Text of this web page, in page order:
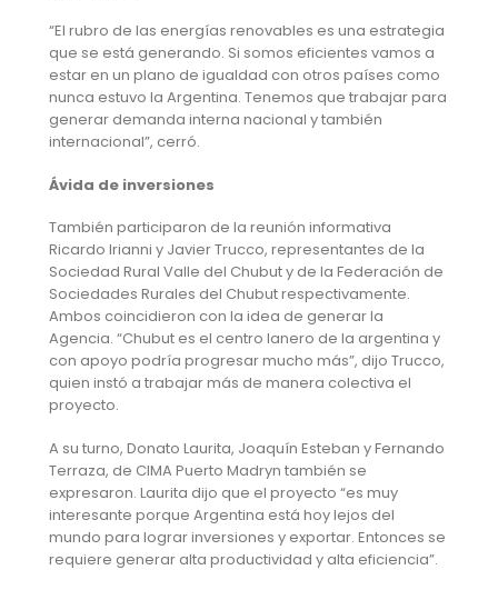
“El rubro de las energías renovables es una estrategia
que se está generando. Si somos eficientes vamos a
estar en un plano de igualdad con otros países como
nunca estuvo la Argentina. Tenemos que trabajar para
generar demanda interna nacional y también
internacional”, cerró.
Ávida de inversiones
También participaron de la reunión informativa
Ricardo Irianni y Javier Trucco, representantes de la
Sociedad Rural Valle del Chubut y de la Federación de
Sociedades Rurales del Chubut respectivamente.
Ambos coincidieron con la idea de generar la
Agencia. “Chubut es el centro lanero de la argentina y
con apoyo podría progresar mucho más”, dijo Trucco,
quien instó a trabajar más de manera colectiva el
proyecto.
A su turno, Donato Laurita, Joaquín Esteban y Fernando
Terraza, de CIMA Puerto Madryn también se
expresaron. Laurita dijo que el proyecto “es muy
interesante porque Argentina está hoy lejos del
mundo para lograr inversiones y exportar. Entonces se
requiere generar alta productividad y alta eficiencia”.